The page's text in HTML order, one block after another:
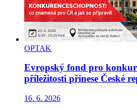
OPTAK
Evropský fond pro
příležitosti přinese České
16. 6. 2026